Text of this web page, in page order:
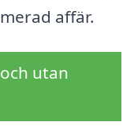
affär.
utan